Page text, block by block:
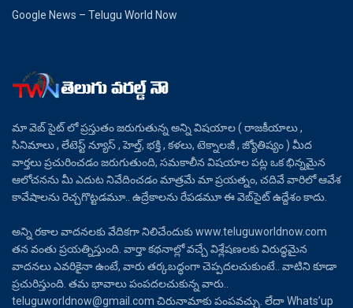
Google News – Telugu World Now
మా వెబ్ సైట్ లో ప్రస్తుతం జరుగుతున్న అన్ని విషయాల ( రాజకీయాలు ,
సినిమాలు , లేటెస్ట్ న్యూస్ , హెల్త్, భక్తి , కళలు, టెక్నాలజీ , జ్యోతిష్యం ) మీద
వార్తలు ప్రచురించడం జరుగుతుంది, సమకాలీన విషయాల పట్ల ఒక భిన్నమైన
ఆలోచనను మీ ఎదుట నివేదించడం మాత్రమే మా ప్రయత్నం, చదివే వారిలో ఆవేశ
కావేషాలను రెచ్చగొట్టడమూ.. ఉద్రేకాలను రేపడమూ ఈ వెబ్‌సైట్ ఉద్దేశం కాదు.
అన్ని రకాల వాదనలకు వేదికగా నిలిచేందుకు www.teluguworldnow.com
తన వంతు ప్రయత్నిస్తుంది. వార్తా కథనాల్లో వచ్చే విశ్లేషణలకు విరుద్ధమైన
వాదనలు ఎవరికైనా ఉంటే, వారు తర్కబద్ధంగా చెప్పదలచుకుంటే.. వాటిని కూడా
ప్రచురిస్తుంది. తమ భావాలు పంపదలచుకున్న వారు..
teluguworldnow@gmail.com చిరునామాకు పంపవచ్చు. లేదా Whats’up